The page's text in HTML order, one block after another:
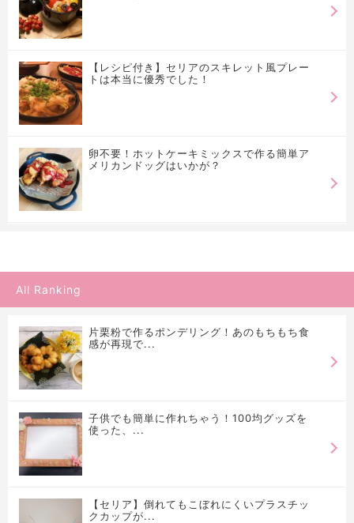
【レシピ付き】セリアのスキレット風プレー
トは本当に優秀でした！
卵不要！ホットケーキミックスで作る簡単ア
メリカンドッグはいかが？
All Ranking
片栗粉で作るポンデリング！あのもちもち食
感が再現で...
子供でも簡単に作れちゃう！100均グッズを
使った、...
【セリア】倒れてもこぼれにくいプラスチッ
クカップが...